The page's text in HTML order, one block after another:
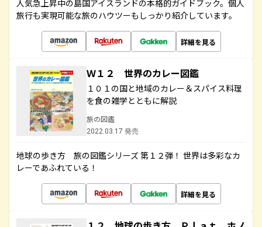
人気急上昇中の島国アイスランドの本格的ガイドブック。個人
旅行も実現可能な旅のハウツーもしっかり紹介しています。
詳細を見る
Ｗ１２ 世界のカレー図鑑
１０１の国と地域のカレー＆スパイス料理
を食の雑学とともに解説
旅の図鑑
2022.03.17 発売
地球の歩き方 旅の図鑑シリーズ 第１２弾！ 世界は多彩なカ
レーであふれている！
詳細を見る